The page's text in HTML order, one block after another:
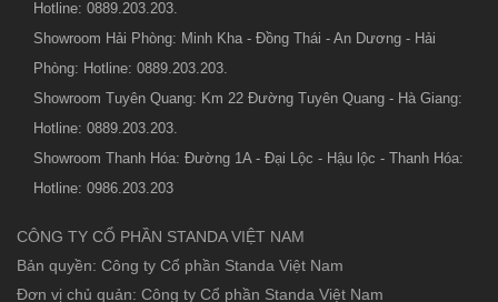
Hotline: 0889.203.203.
Showroom Hải Phòng: Minh Kha - Đồng Thái - An Dương - Hải
Phòng: Hotline: 0889.203.203.
Showroom Tuyên Quang: Km 22 Đường Tuyên Quang - Hà Giang:
Hotline: 0889.203.203.
Showroom Thanh Hóa: Đường 1A - Đại Lộc - Hậu lộc - Thanh Hóa:
Hotline: 0986.203.203
CÔNG TY CỔ PHẦN STANDA VIỆT NAM
Bản quyền: Công ty Cổ phần Standa Việt Nam
Đơn vị chủ quản: Công ty Cổ phần Standa Việt Nam